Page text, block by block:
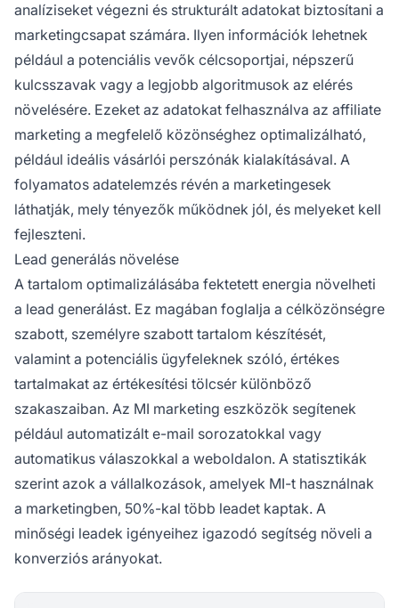
analíziseket végezni és strukturált adatokat biztosítani a
marketingcsapat számára. Ilyen információk lehetnek
például a potenciális vevők célcsoportjai, népszerű
kulcsszavak vagy a legjobb algoritmusok az elérés
növelésére. Ezeket az adatokat felhasználva az affiliate
marketing a megfelelő közönséghez optimalizálható,
például ideális vásárlói perszónák kialakításával. A
folyamatos adatelemzés révén a marketingesek
láthatják, mely tényezők működnek jól, és melyeket kell
fejleszteni.
Lead generálás növelése
A tartalom optimalizálásába fektetett energia növelheti
a lead generálást. Ez magában foglalja a célközönségre
szabott, személyre szabott tartalom készítését,
valamint a potenciális ügyfeleknek szóló, értékes
tartalmakat az értékesítési tölcsér különböző
szakaszaiban. Az MI marketing eszközök segítenek
például automatizált e-mail sorozatokkal vagy
automatikus válaszokkal a weboldalon. A statisztikák
szerint azok a vállalkozások, amelyek MI-t használnak
a marketingben, 50%-kal több leadet kaptak. A
minőségi leadek igényeihez igazodó segítség növeli a
konverziós arányokat.